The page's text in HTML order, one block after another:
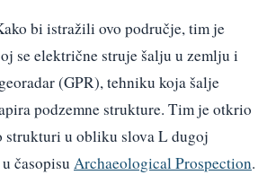
bi istražili ovo područje, tim je
se električne struje šalju u zemlju i
(GPR), tehniku koja šalje
podzemne strukture. Tim je otkrio
strukturi u obliku slova L dugoj
časopisu Archaeological Prospection.